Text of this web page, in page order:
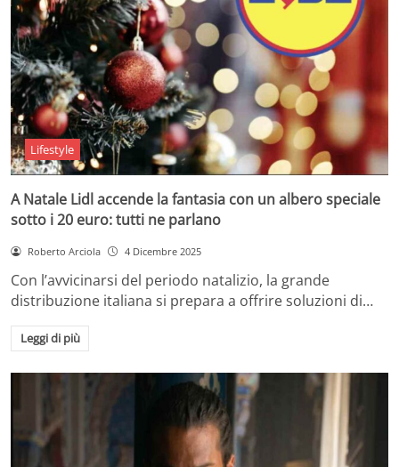
Lifestyle
A Natale Lidl accende la fantasia con un albero speciale
sotto i 20 euro: tutti ne parlano
Roberto Arciola 4 Dicembre 2025
Con l’avvicinarsi del periodo natalizio, la grande
distribuzione italiana si prepara a offrire soluzioni di…
Leggi di più